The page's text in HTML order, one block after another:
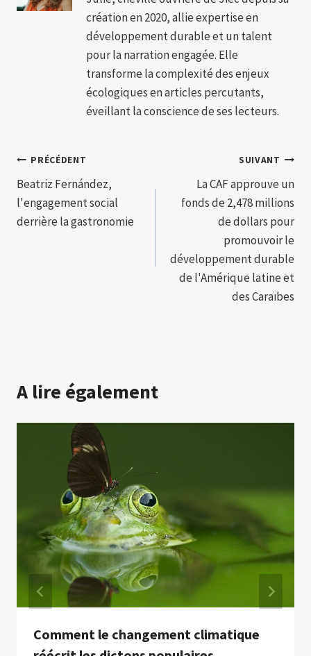
création en 2020, allie expertise en
développement durable et un talent
pour la narration engagée. Elle
transforme la complexité des enjeux
écologiques en articles percutants,
éveillant la conscience de ses lecteurs.
Navigation
de
l’article
PRÉCÉDENT
Beatriz Fernández,
l'engagement social
derrière la gastronomie
SUIVANT
La CAF approuve un
fonds de 2,478 millions
de dollars pour
promouvoir le
développement durable
de l'Amérique latine et
des Caraïbes
A lire également
Comment le changement climatique